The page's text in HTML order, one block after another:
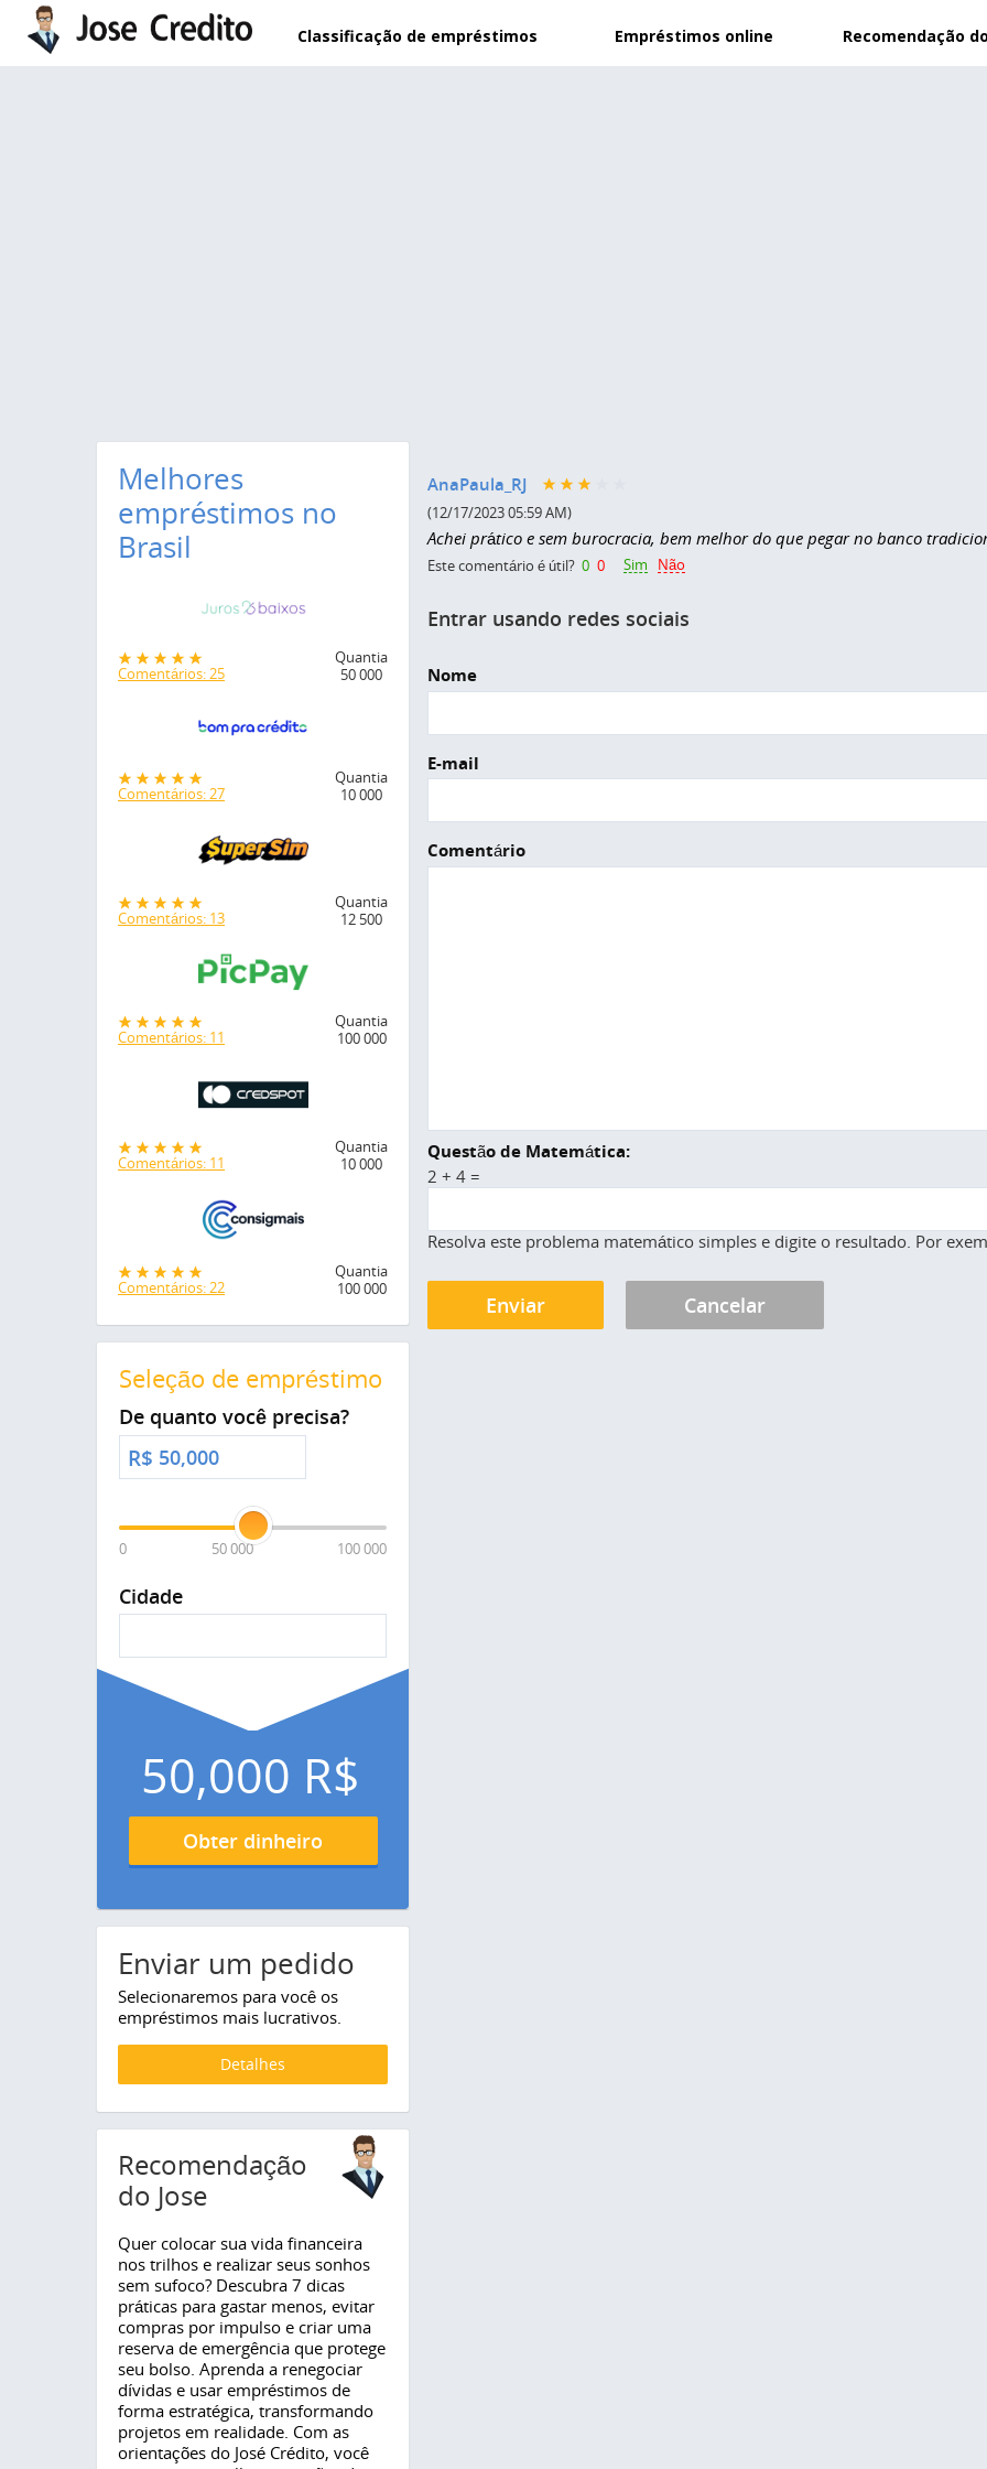
Pular para o conteúdo principal
Classificação de empréstimos Empréstimos online Recomendação
AnaPaula_RJ
(12/17/2023 05:59 AM)
Achei prático e sem burocracia, bem melhor do que pegar no banco
Este comentário é útil? 0 0 Sim
Não
Entrar usando redes sociais
Nome
E-mail
Comentário
Questão de Matemática:
2 + 4 =
Resolva este problema matemático simples e digite o resultado. Por
Melhores
empréstimos no
Brasil
Comentários: 25
Quantia
50 000
Comentários: 27
Quantia
10 000
Comentários: 13
Quantia
12 500
Comentários: 11
Quantia
100 000
Comentários: 11
Quantia
10 000
Comentários: 22
Quantia
100 000
Seleção de empréstimo
De quanto você precisa?
R$
0 50 000 100 000
Cidade
50,000 R$
Obter dinheiro
Enviar um pedido
Selecionaremos para você os
empréstimos mais lucrativos.
Detalhes
Recomendação
do Jose
Quer colocar sua vida financeira
nos trilhos e realizar seus sonhos
sem sufoco? Descubra 7 dicas
práticas para gastar menos, evitar
compras por impulso e criar uma
reserva de emergência que protege
seu bolso. Aprenda a renegociar
dívidas e usar empréstimos de
forma estratégica, transformando
projetos em realidade. Com as
orientações do José Crédito, você